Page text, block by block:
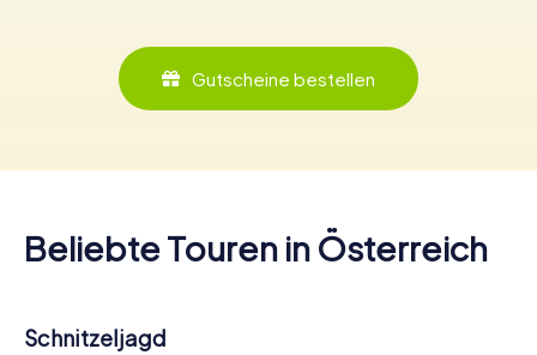
Gutscheine bestellen
Beliebte Touren in Österreich
Schnitzeljagd